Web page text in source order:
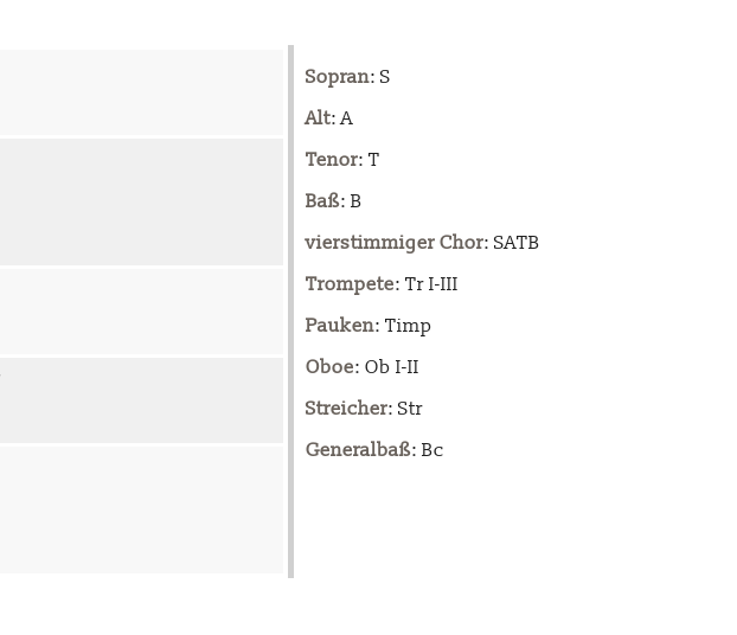
Sopran: S
Alt: A
Tenor: T
Baß: B
vierstimmiger Chor: SATB
Trompete: Tr I-III
Pauken: Timp
Oboe: Ob I-II
Streicher: Str
Generalbaß: Bc